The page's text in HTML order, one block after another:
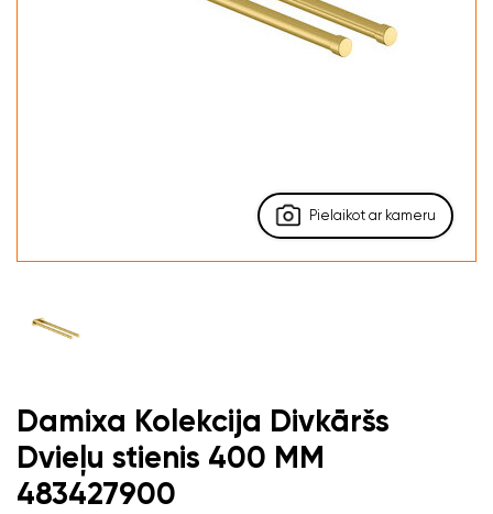
Pielaikot ar kameru
Damixa Kolekcija Divkāršs
Dvieļu stienis 400 MM
483427900